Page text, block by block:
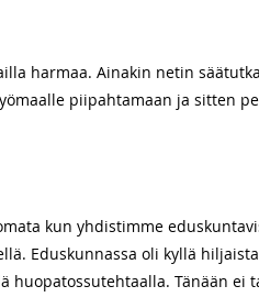
harmaa. Ainakin netin
piipahtamaan ja sitten
kun yhdistimme
Eduskunnassa oli kyllä
huopatossutehtaalla. Tänään